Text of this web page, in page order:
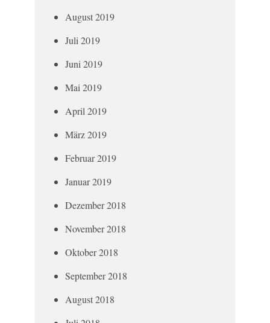
August 2019
Juli 2019
Juni 2019
Mai 2019
April 2019
März 2019
Februar 2019
Januar 2019
Dezember 2018
November 2018
Oktober 2018
September 2018
August 2018